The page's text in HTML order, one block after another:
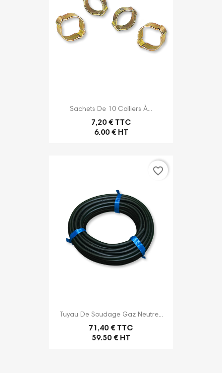
Sachets De 10 Colliers À...
7,20 € TTC
6.00 € HT
Tuyau De Soudage Gaz Neutre...
71,40 € TTC
59.50 € HT
favorite_border